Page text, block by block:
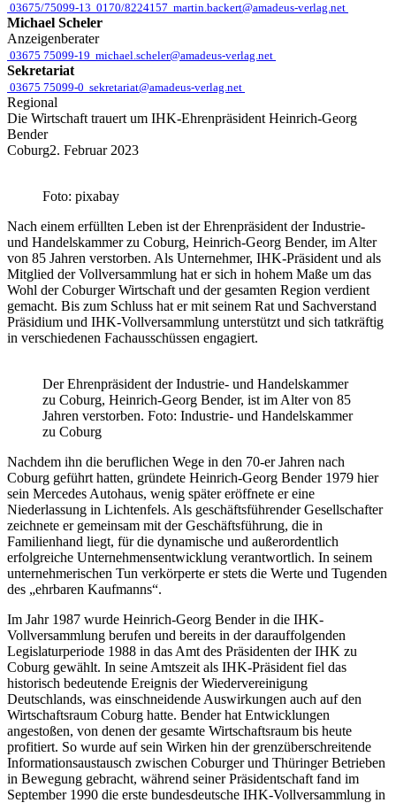
03675/75099-13 0170/8224157 martin.backert@amadeus-verlag.net
Michael Scheler
Anzeigenberater
03675 75099-19 michael.scheler@amadeus-verlag.net
Sekretariat
03675 75099-0 sekretariat@amadeus-verlag.net
Regional
Die Wirtschaft trauert um IHK-Ehrenpräsident Heinrich-Georg
Bender
Coburg2. Februar 2023
Foto: pixabay
Nach einem erfüllten Leben ist der Ehrenpräsident der Industrie-
und Handelskammer zu Coburg, Heinrich-Georg Bender, im Alter
von 85 Jahren verstorben. Als Unternehmer, IHK-Präsident und als
Mitglied der Vollversammlung hat er sich in hohem Maße um das
Wohl der Coburger Wirtschaft und der gesamten Region verdient
gemacht. Bis zum Schluss hat er mit seinem Rat und Sachverstand
Präsidium und IHK-Vollversammlung unterstützt und sich tatkräftig
in verschiedenen Fachausschüssen engagiert.
Der Ehrenpräsident der Industrie- und Handelskammer
zu Coburg, Heinrich-Georg Bender, ist im Alter von 85
Jahren verstorben. Foto: Industrie- und Handelskammer
zu Coburg
Nachdem ihn die beruflichen Wege in den 70-er Jahren nach
Coburg geführt hatten, gründete Heinrich-Georg Bender 1979 hier
sein Mercedes Autohaus, wenig später eröffnete er eine
Niederlassung in Lichtenfels. Als geschäftsführender Gesellschafter
zeichnete er gemeinsam mit der Geschäftsführung, die in
Familienhand liegt, für die dynamische und außerordentlich
erfolgreiche Unternehmensentwicklung verantwortlich. In seinem
unternehmerischen Tun verkörperte er stets die Werte und Tugenden
des „ehrbaren Kaufmanns“.
Im Jahr 1987 wurde Heinrich-Georg Bender in die IHK-
Vollversammlung berufen und bereits in der darauffolgenden
Legislaturperiode 1988 in das Amt des Präsidenten der IHK zu
Coburg gewählt. In seine Amtszeit als IHK-Präsident fiel das
historisch bedeutende Ereignis der Wiedervereinigung
Deutschlands, was einschneidende Auswirkungen auch auf den
Wirtschaftsraum Coburg hatte. Bender hat Entwicklungen
angestoßen, von denen der gesamte Wirtschaftsraum bis heute
profitiert. So wurde auf sein Wirken hin der grenzüberschreitende
Informationsaustausch zwischen Coburger und Thüringer Betrieben
in Bewegung gebracht, während seiner Präsidentschaft fand im
September 1990 die erste bundesdeutsche IHK-Vollversammlung in